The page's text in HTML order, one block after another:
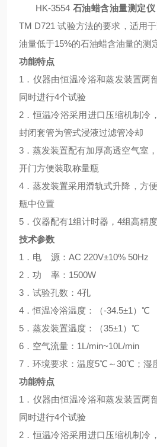
HK-3554 石油蜡含油量测定仪
TM D721 试验方法的要求，适用
油量低于15%的石油蜡含油量的
功能特点
1．仪器由恒温冷浴和蒸发装置两
同时进行4个试验
2．恒温冷浴采用进口压缩机制冷
封闭套管为管式浸液过滤管冷却
3．蒸发装置配有加厚高透空气室
开门方便装取称量瓶
4．蒸发装置采用滑轨式升降，方
瓶中位置
5 ．仪器配有1组计时器，4组高精
技术参数
1．电 源： AC 220V±10% 50Hz
2．功
率： 1500W
3．试验孔数：4孔
4．恒温冷浴温度：（-34.5±1）℃
5．蒸发装置温度：（35±1）℃
6．空气流量：1L/min~10L/min
7．环境要求：温度5℃～30℃；湿
功能特点
1．仪器由恒温冷浴和蒸发装置两
同时进行4个试验
2．恒温冷浴采用进口压缩机制冷